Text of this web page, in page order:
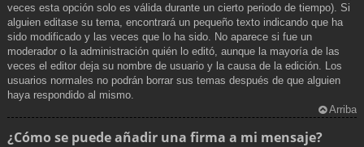
veces esta opción solo es válida durante un cierto periodo de tiempo). Si
alguien editase su tema, encontrará un pequeño texto indicando que ha
sido modificado y las veces que lo ha sido. No aparece si fue un
moderador o la administración quién lo editó, aunque la mayoría de las
veces el editor deja su nombre de usuario y la causa de la edición. Los
usuarios normales no podrán borrar sus temas después de que alguien
haya respondido al mismo.
Arriba
¿Cómo se puede añadir una firma a mi mensaje?